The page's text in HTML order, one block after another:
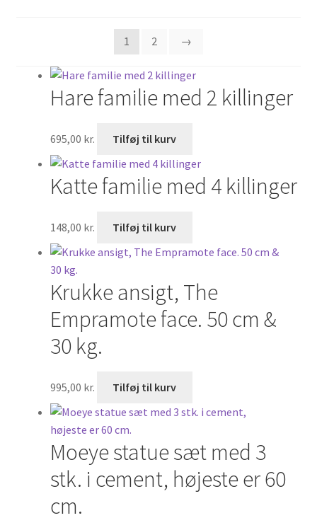
Opbevaring
Velkommen
Min Konto
1 2 →
Hare familie med 2 killinger
695,00 kr. Tilføj til kurv
Katte familie med 4 killinger
148,00 kr. Tilføj til kurv
Krukke ansigt, The
Empramote face. 50 cm &
30 kg.
995,00 kr. Tilføj til kurv
Moeye statue sæt med 3
stk. i cement, højeste er 60
cm.